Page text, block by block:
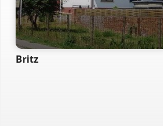
Britz